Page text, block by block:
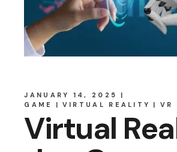
JANUARY 14, 2025
GAME
VIRTUAL REALITY VR
Virtual